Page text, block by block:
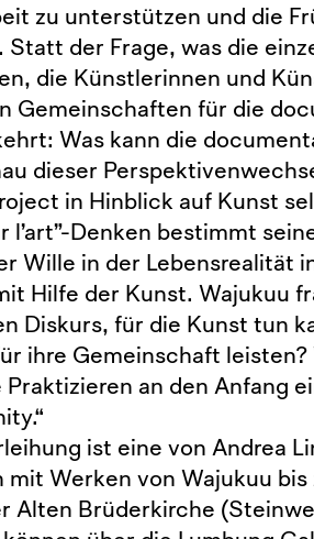
zu unterstützen und die
der Frage, was die
die Künstlerinnen und
Gemeinschaften für die
Was kann die
dieser
in Hinblick auf Kunst
l’art”-Denken bestimmt
Wille in der Lebensrealität
Hilfe der Kunst. Wajukuu
Diskurs, für die Kunst tun
ihre Gemeinschaft leisten?
an den Anfang
ist eine von Andrea
Werken von Wajukuu bis
Alten Brüderkirche